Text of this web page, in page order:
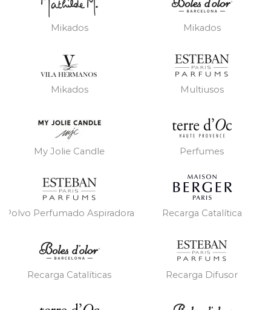
Mikados Mikados
Mikados Multiusos
My Jolie Candle Perfumes
Polvo Perfumado Aspiradora Recarga Catalítica
Recarga Catalíticas Recarga Difusor